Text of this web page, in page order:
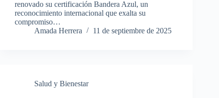
renovado su certificación Bandera Azul, un
reconocimiento internacional que exalta su
compromiso…
Amada Herrera
11 de septiembre de 2025
Salud y Bienestar